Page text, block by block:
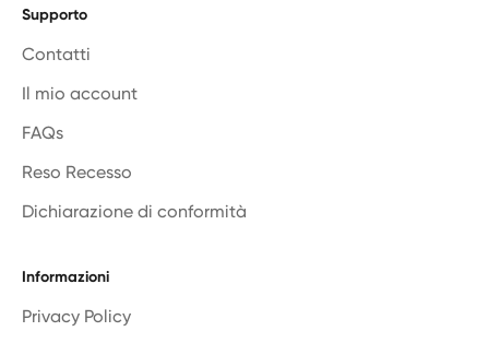
Supporto
Contatti
Il mio account
FAQs
Reso Recesso
Dichiarazione di conformità
Informazioni
Privacy Policy